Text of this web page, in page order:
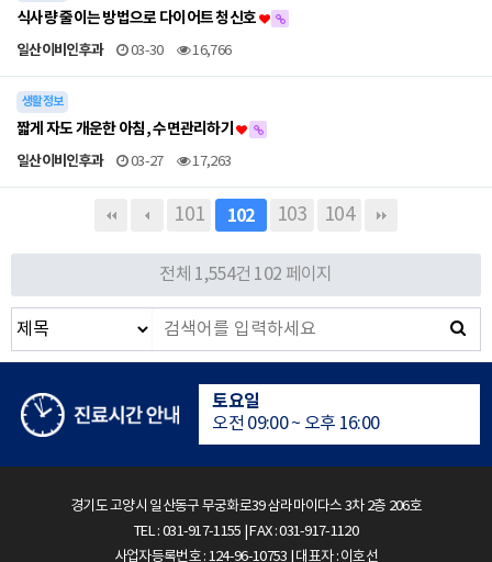
식사량 줄이는 방법으로 다이어트 청신호
일산이비인후과 03-30 16,766
생활정보
짧게 자도 개운한 아침, 수면관리하기
일산이비인후과 03-27 17,263
101 102 103 104
전체 1,554건 102 페이지
수면다원검사실은 24시간 운영
평일
오전 09:00 ~ 오후 18:00
토요일
오전 09:00 ~ 오후 16:00
점심시간
오후 13:00 ~ 오후 14:00
수면다원검사실은 24시간 운영
경기도 고양시 일산동구 무궁화로39 삼라마이다스 3차 2층 206호
TEL : 031-917-1155 | FAX : 031-917-1120
사업자등록번호 : 124-96-10753 | 대표자 : 이호선